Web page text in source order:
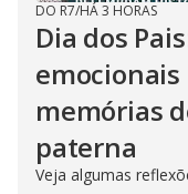
DO R7/HÁ 3 HORAS
Dia dos
emocionais
memórias
paterna
Veja algumas